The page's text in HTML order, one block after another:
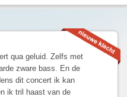
qua geluid. Zelfs met
zware bass. En de
dit concert ik kan
ik tril haast van de